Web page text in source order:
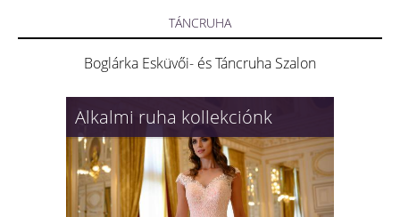
TÁNCRUHA
Boglárka Esküvői- és Táncruha Szalon
Alkalmi ruha kollekciónk